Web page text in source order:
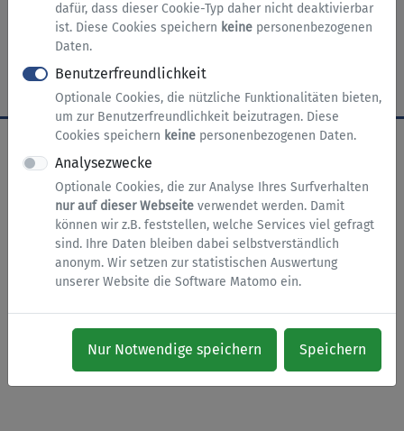
dafür, dass dieser Cookie-Typ daher nicht deaktivierbar
ist. Diese Cookies speichern keine personenbezogenen
Daten.
Benutzerfreundlichkeit
Optionale Cookies, die nützliche Funktionalitäten bieten,
um zur Benutzerfreundlichkeit beizutragen. Diese
Cookies speichern keine personenbezogenen Daten.
Analysezwecke
Optionale Cookies, die zur Analyse Ihres Surfverhalten
nur auf dieser Webseite verwendet werden. Damit
können wir z.B. feststellen, welche Services viel gefragt
sind. Ihre Daten bleiben dabei selbstverständlich
anonym. Wir setzen zur statistischen Auswertung
unserer Website die Software Matomo ein.
Nur Notwendige speichern Speichern
nach oben Zur Startseite Impressum
Datenschutz